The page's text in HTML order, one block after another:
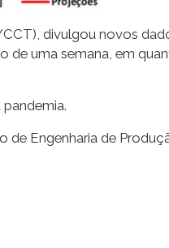
divulgou novos
de uma semana, em
Engenharia de